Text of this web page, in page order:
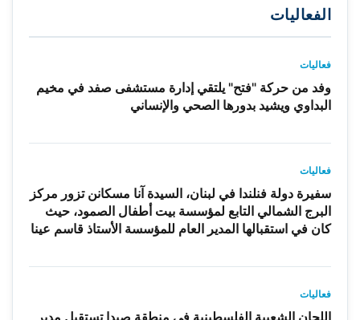
الفعاليات
فعاليات
وفد من حركة "فتح" يلتقي إدارة مستشفى صفد في مخيم
البداوي ويشيد بدورها الصحي والإنساني
فعاليات
سفيرة دولة فنلندا في لبنان، السيدة آنا مسكانن تزور مركز
البرج الشمالي التابع لمؤسسة بيت أطفال الصمود، حيث
كان في استقبالها المدير العام للمؤسسة الأستاذ قاسم عينا
فعاليات
اللجان الشعبية الفلسطينية في منطقة صيدا تستقبل مدير